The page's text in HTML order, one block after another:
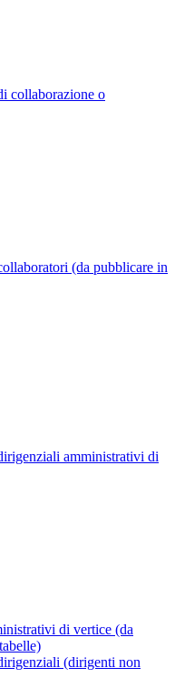
collaborazione o
(da pubblicare in
amministrativi di
di vertice (da
(dirigenti non